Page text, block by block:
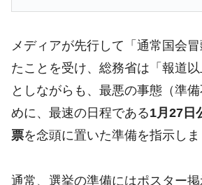
メディアが先行して「通常国会
たことを受け、総務省は「報道以
としながらも、最悪の事態（準
めに、最速の日程である1月27日
票を念頭に置いた準備を指示しま
通常、選挙の準備にはポスター